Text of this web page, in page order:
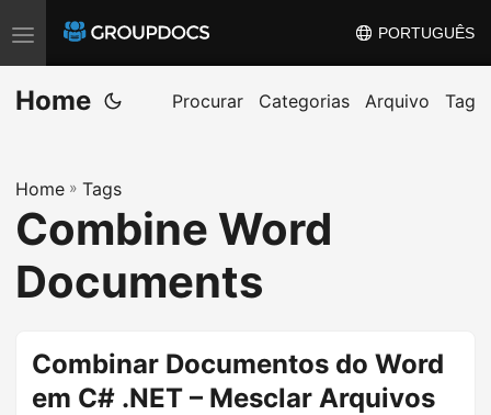
T
o
g
e
n
a
PORTUGUÊS
Home Procurar Categorias Arquivo Tag
Home » Tags
Combine Word
Documents
Combinar Documentos do Word
em C# .NET – Mesclar Arquivos